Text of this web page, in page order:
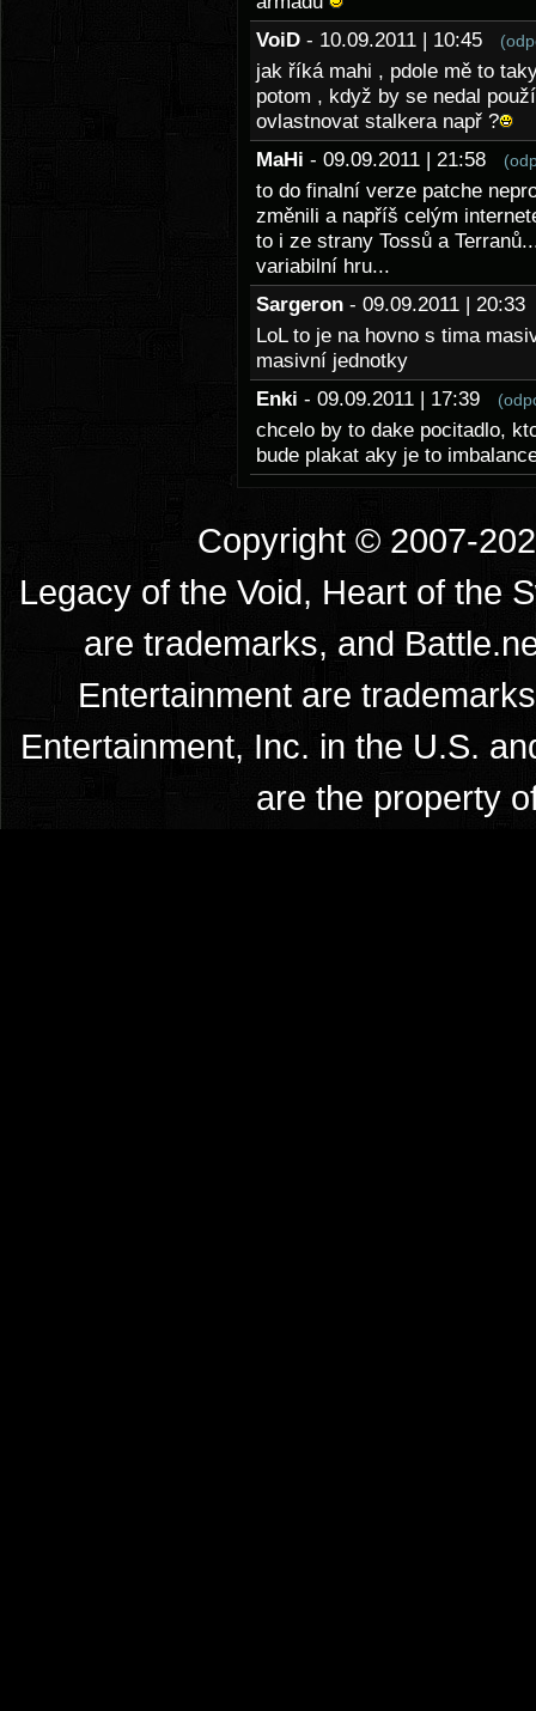
VoiD - 10.09.2011 | 10:45
jak říká mahi , pdole mě to
potom , když by se nedal
ovlastnovat stalkera např ?
MaHi - 09.09.2011 | 21:58
to do finalní verze patche
změnili a napříš celým
to i ze strany Tossů a
variabilní hru...
Sargeron - 09.09.2011 |
LoL to je na hovno s tima
masivní jednotky
Enki - 09.09.2011 | 17:39
chcelo by to dake pocitadlo,
bude plakat aky je to
Copyright © 2007-
Legacy of the Void, Heart of the
are trademarks, and
Entertainment are
Entertainment, Inc. in the U.S.
are the property